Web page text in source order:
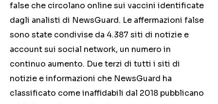
false che circolano online sui vaccini identificate
dagli analisti di NewsGuard. Le affermazioni false
sono state condivise da 4.387 siti di notizie e
account sui social network, un numero in
continuo aumento. Due terzi di tutti i siti di
notizie e informazioni che NewsGuard ha
classificato come inaffidabili dal 2018 pubblicano